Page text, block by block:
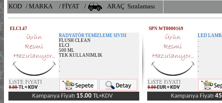
KOD /MARKA /FİYAT / ARAÇ Sıralaması
ELCI.47
RADYATÖR TEMİZLEME SIVISI
FLUSH CLEAN
ELCI
500 ML
TEK KULLANIMLIK
.
.
.
LiSTE FiYATI
0.00
Kampanya Fiyatı 15.00 TL+KDV
SPN.WT0000169
LED
.
.
.
.
.
.
.
LiSTE FiYATI
0.00
Kampanya Fiyatı